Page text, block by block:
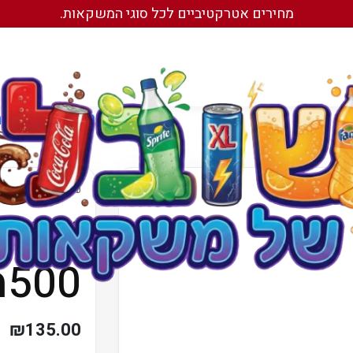
מחירים אטרקטיביים לכל סוגי המשקאות.
עמוד הבית/משקאות
עמוד הבית/
500מ"ל ישראלי
₪135.00